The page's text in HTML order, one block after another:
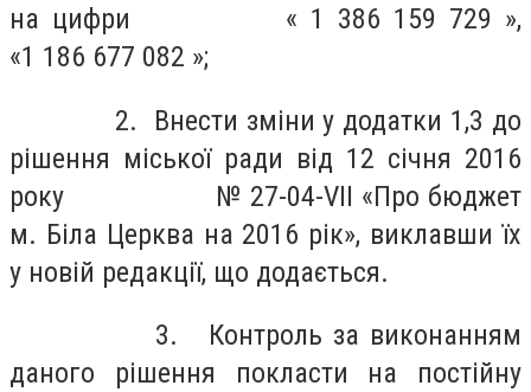
на цифри « 1 386 159 729 »,
«1 186 677 082 »;
2. Внести зміни у додатки 1,3 до
рішення міської ради від 12 січня 2016
року № 27-04-VIІ «Про бюджет
м. Біла Церква на 2016 рік», виклавши їх
у новій редакції, що додається.
3. Контроль за виконанням
даного рішення покласти на постійну